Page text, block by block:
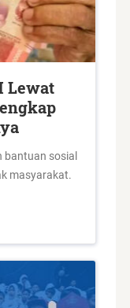
Lewat
bantuan sosial
masyarakat.